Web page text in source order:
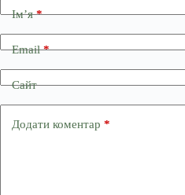
Ім’я*
Email*
Сайт
Додати коментар *